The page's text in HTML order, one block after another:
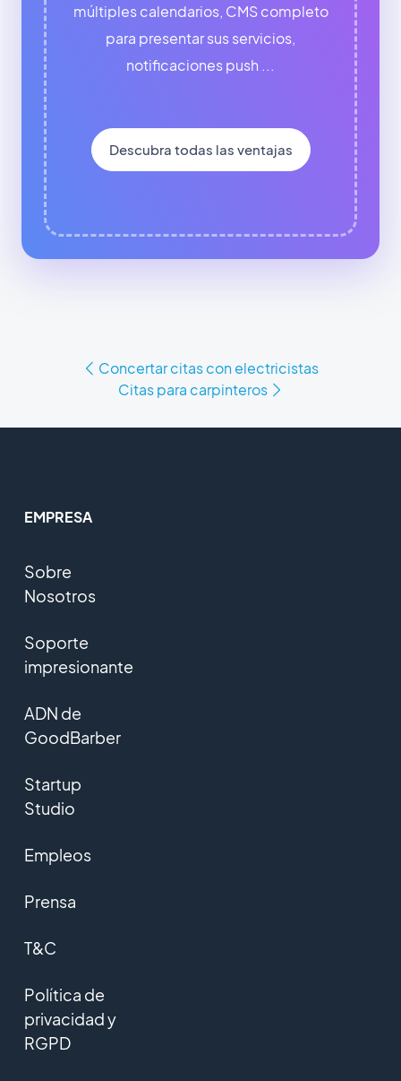
múltiples calendarios, CMS completo
para presentar sus servicios,
notificaciones push ...
Descubra todas las ventajas
Concertar citas con electricistas
Citas para carpinteros
EMPRESA
Sobre
Nosotros
Soporte
impresionante
ADN de
GoodBarber
Startup
Studio
Empleos
Prensa
T&C
Política de
privacidad y
RGPD